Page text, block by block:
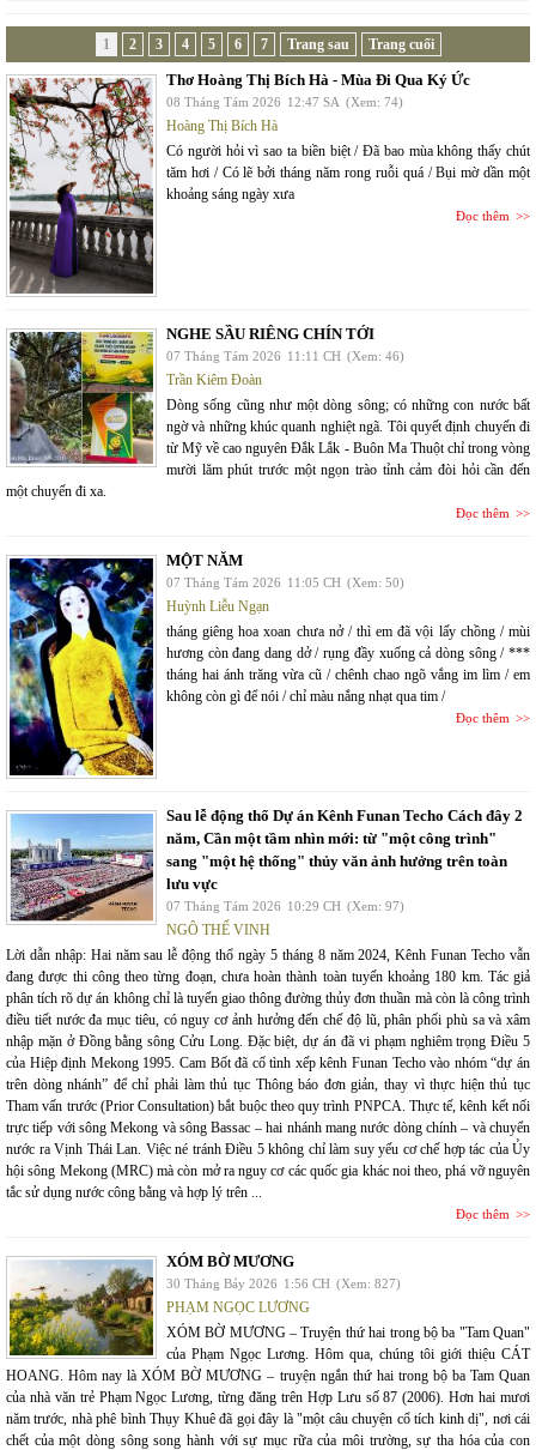
1 2 3 4 5 6 7 Trang sau Trang cuối
Thơ Hoàng Thị Bích Hà - Mùa Đi Qua Ký Ức
08 Tháng Tám 2026 12:47 SA (Xem: 74)
Hoàng Thị Bích Hà
Có người hỏi vì sao ta biền biệt / Đã bao mùa không thấy chút
tăm hơi / Có lẽ bởi tháng năm rong ruỗi quá / Bụi mờ dần một
khoảng sáng ngày xưa
Đọc thêm
NGHE SẦU RIÊNG CHÍN TỚI
07 Tháng Tám 2026 11:11 CH (Xem: 46)
Trần Kiêm Đoàn
Dòng sống cũng như một dòng sông; có những con nước bất
ngờ và những khúc quanh nghiệt ngã. Tôi quyết định chuyến đi
từ Mỹ về cao nguyên Đắk Lắk - Buôn Ma Thuột chỉ trong vòng
mười lăm phút trước một ngọn trào tỉnh cảm đòi hỏi cần đến
một chuyến đi xa.
Đọc thêm
MỘT NĂM
07 Tháng Tám 2026 11:05 CH (Xem: 50)
Huỳnh Liễu Ngạn
tháng giêng hoa xoan chưa nở / thì em đã vội lấy chồng / mùi
hương còn đang dang dở / rụng đầy xuống cả dòng sông / ***
tháng hai ánh trăng vừa cũ / chênh chao ngõ vắng im lìm / em
không còn gì để nói / chỉ màu nắng nhạt qua tim /
Đọc thêm
Sau lễ động thổ Dự án Kênh Funan Techo Cách đây 2
năm, Cần một tầm nhìn mới: từ "một công trình"
sang "một hệ thống" thủy văn ảnh hưởng trên toàn
lưu vực
07 Tháng Tám 2026 10:29 CH (Xem: 97)
NGÔ THẾ VINH
Lời dẫn nhập: Hai năm sau lễ động thổ ngày 5 tháng 8 năm 2024, Kênh Funan Techo vẫn
đang được thi công theo từng đoạn, chưa hoàn thành toàn tuyến khoảng 180 km. Tác giả
phân tích rõ dự án không chỉ là tuyến giao thông đường thủy đơn thuần mà còn là công trình
điều tiết nước đa mục tiêu, có nguy cơ ảnh hưởng đến chế độ lũ, phân phối phù sa và xâm
nhập mặn ở Đồng bằng sông Cửu Long. Đặc biệt, dự án đã vi phạm nghiêm trọng Điều 5
của Hiệp định Mekong 1995. Cam Bốt đã cố tình xếp kênh Funan Techo vào nhóm “dự án
trên dòng nhánh” để chỉ phải làm thủ tục Thông báo đơn giản, thay vì thực hiện thủ tục
Tham vấn trước (Prior Consultation) bắt buộc theo quy trình PNPCA. Thực tế, kênh kết nối
trực tiếp với sông Mekong và sông Bassac – hai nhánh mang nước dòng chính – và chuyển
nước ra Vịnh Thái Lan. Việc né tránh Điều 5 không chỉ làm suy yếu cơ chế hợp tác của Ủy
hội sông Mekong (MRC) mà còn mở ra nguy cơ các quốc gia khác noi theo, phá vỡ nguyên
tắc sử dụng nước công bằng và hợp lý trên ...
Đọc thêm
XÓM BỜ MƯƠNG
30 Tháng Bảy 2026 1:56 CH (Xem: 827)
PHẠM NGỌC LƯƠNG
XÓM BỜ MƯƠNG – Truyện thứ hai trong bộ ba "Tam Quan"
của Phạm Ngọc Lương. Hôm qua, chúng tôi giới thiệu CÁT
HOANG. Hôm nay là XÓM BỜ MƯƠNG – truyện ngắn thứ hai trong bộ ba Tam Quan
của nhà văn trẻ Phạm Ngọc Lương, từng đăng trên Hợp Lưu số 87 (2006). Hơn hai mươi
năm trước, nhà phê bình Thụy Khuê đã gọi đây là "một câu chuyện cổ tích kinh dị", nơi cái
chết của một dòng sông song hành với sự mục rữa của môi trường, sự tha hóa của con